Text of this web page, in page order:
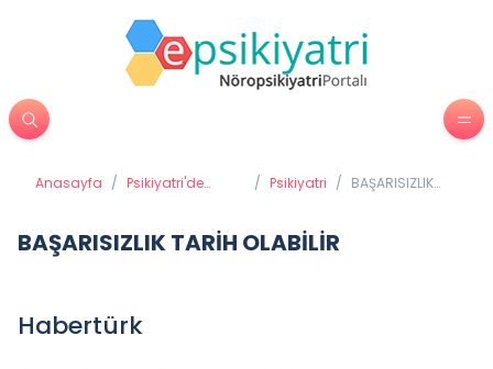
Anasayfa / Psikiyatri'de
/ Psikiyatri / BAŞARISIZLIK
BAŞARISIZLIK TARİH OLABİLİR
Habertürk